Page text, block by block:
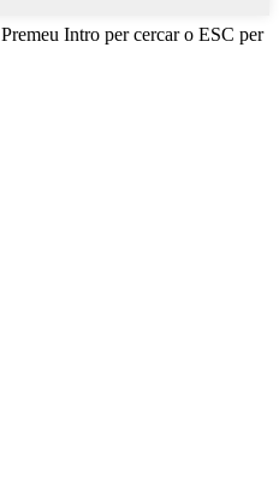
Premeu Intro per cercar o ESC per